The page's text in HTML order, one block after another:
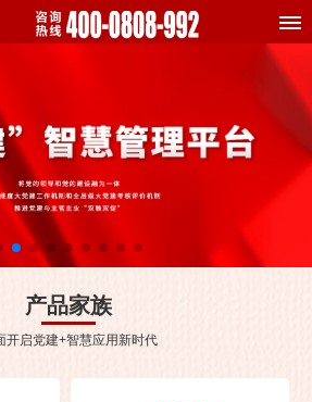
产品家族
开启党建+智慧应用新时代